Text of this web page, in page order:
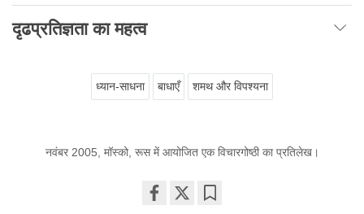
दृढप्रतिज्ञता का महत्व
ध्यान-साधना बाधाएँ शमथ और विपश्यना
नवंबर 2005, मॉस्को, रूस में आयोजित एक विचारगोष्ठी का प्रतिलेख।